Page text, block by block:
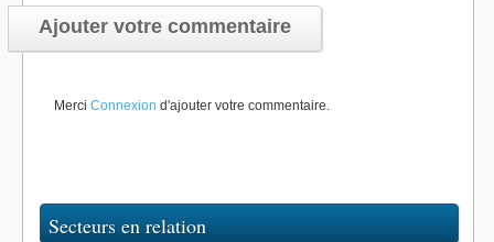
Ajouter votre commentaire
Merci Connexion d'ajouter votre commentaire.
Secteurs en relation